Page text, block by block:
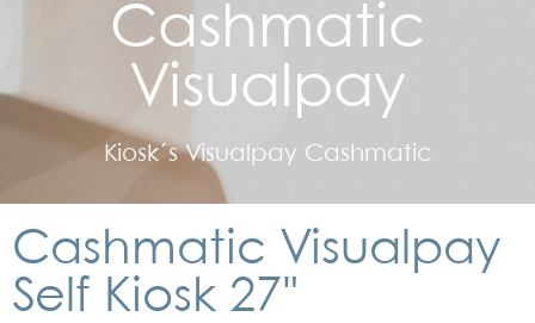
Cashmatic
Visualpay
Kiosk´s Visualpay Cashmatic
Cashmatic Visualpay
Self Kiosk 27"